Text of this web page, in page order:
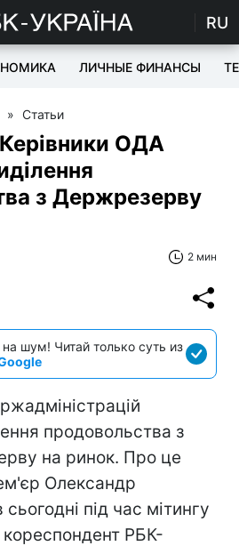
RU
ЛИЧНЫЕ ФИНАНСЫ
» Статьи
ОДА
з Держрезерву
2 мин
шум! Читай только суть из
продовольства з
на ринок. Про це
Олександр
під час мітингу
кореспондент РБК-